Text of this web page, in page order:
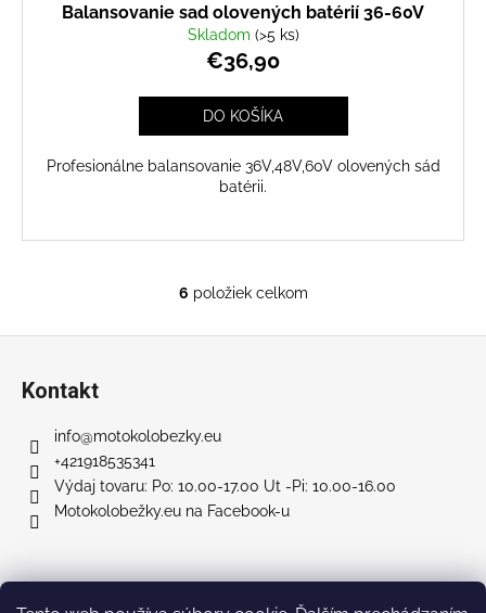
Balansovanie sad olovených batérií 36-60V
Skladom (>5 ks)
€36,90
DO KOŠÍKA
Profesionálne balansovanie 36V,48V,60V olovených sád
batérii.
O
e
p
v
k
6 položiek celkom
Kontakt
info@motokolobezky.eu
+421918535341
Výdaj tovaru: Po: 10.00-17.00 Ut -Pi: 10.00-16.00
Motokolobežky.eu na Facebook-u
Facebook